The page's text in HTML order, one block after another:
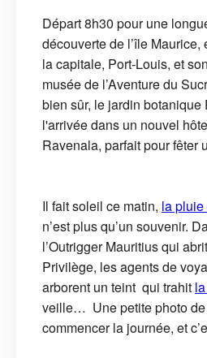
Départ 8h30 pour une
découverte de l’île
la capitale, Port-Louis, et
musée de l’Aventure du
bien sûr, le jardin botanique
l'arrivée dans un nouvel
Ravenala, parfait pour fêter
Il fait soleil ce matin, la
n’est plus qu’un souvenir.
l’Outrigger Mauritius qui
Privilège, les agents de
arborent un teint qui trahit
veille… Une petite photo de
commencer la journée, et